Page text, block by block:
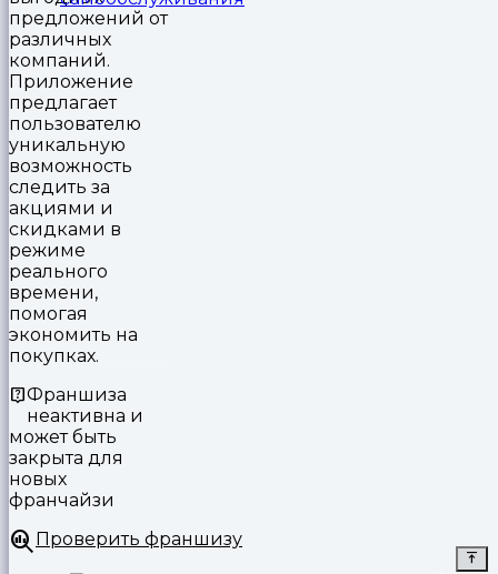
предложений от
различных
компаний.
Приложение
предлагает
пользователю
уникальную
возможность
следить за
акциями и
скидками в
режиме
реального
времени,
помогая
экономить на
покупках.
Франшиза
неактивна и
может быть
закрыта для
новых
франчайзи
Проверить франшизу